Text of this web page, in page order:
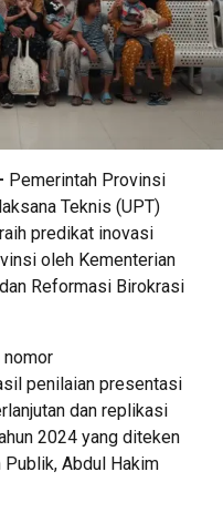
Pemerintah Provinsi
Teknis (UPT)
predikat inovasi
oleh Kementerian
Reformasi Birokrasi
nomor
penilaian presentasi
dan replikasi
2024 yang diteken
Abdul Hakim